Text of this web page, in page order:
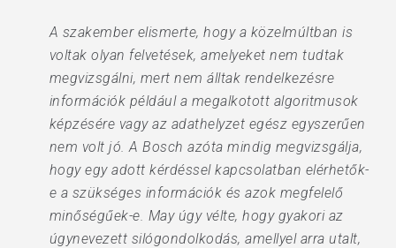
A szakember elismerte, hogy a közelmúltban is
voltak olyan felvetések, amelyeket nem tudtak
megvizsgálni, mert nem álltak rendelkezésre
információk például a megalkotott algoritmusok
képzésére vagy az adathelyzet egész egyszerűen
nem volt jó. A Bosch azóta mindig megvizsgálja,
hogy egy adott kérdéssel kapcsolatban elérhetők-
e a szükséges információk és azok megfelelő
minőségűek-e. May úgy vélte, hogy gyakori az
úgynevezett silógondolkodás, amellyel arra utalt,